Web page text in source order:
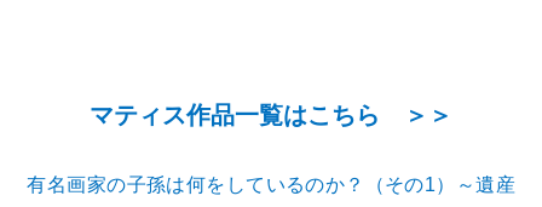
マティス作品一覧はこちら ＞＞
有名画家の子孫は何をしているのか？（その1）～遺産